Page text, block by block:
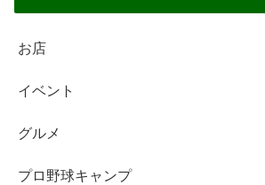
お店
イベント
グルメ
プロ野球キャンプ